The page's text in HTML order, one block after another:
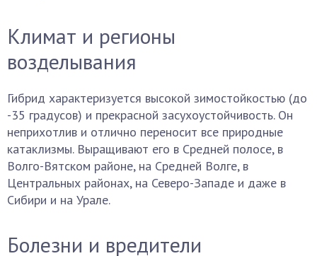
Климат и регионы
возделывания
Гибрид характеризуется высокой зимостойкостью (до
-35 градусов) и прекрасной засухоустойчивость. Он
неприхотлив и отлично переносит все природные
катаклизмы. Выращивают его в Средней полосе, в
Волго-Вятском районе, на Средней Волге, в
Центральных районах, на Северо-Западе и даже в
Сибири и на Урале.
Болезни и вредители